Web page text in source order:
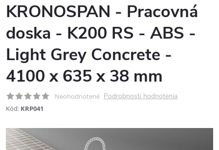
KRONOSPAN - Pracovná
doska - K200 RS - ABS -
Light Grey Concrete -
4100 x 635 x 38 mm
Neohodnotené Podrobnosti hodnotenia
Kód: KRP041